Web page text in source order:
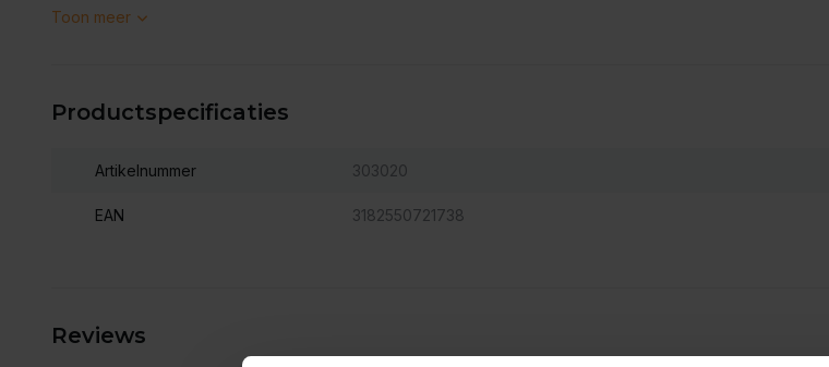
Toon meer
Productspecificaties
Artikelnummer 303020
EAN 3182550721738
Reviews